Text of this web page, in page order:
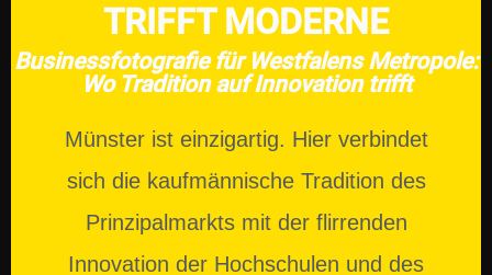
TRIFFT MODERNE
Businessfotografie für Westfalens Metropole:
Wo Tradition auf Innovation trifft
Münster ist einzigartig. Hier verbindet
sich die kaufmännische Tradition des
Prinzipalmarkts mit der flirrenden
Innovation der Hochschulen und des